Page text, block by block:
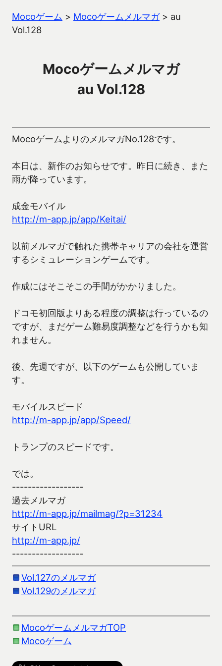
Mocoゲーム > Mocoゲームメルマガ> au
Vol.128
Mocoゲームメルマガ
au Vol.128
MocoゲームよりのメルマガNo.128です。
本日は、新作のお知らせです。昨日に続き、また
雨が降っています。
成金モバイル
http://m-app.jp/app/Keitai/
以前メルマガで触れた携帯キャリアの会社を運営
するシミュレーションゲームです。
作成にはそこそこの手間がかかりました。
ドコモ初回版よりある程度の調整は行っているの
ですが、まだゲーム難易度調整などを行うかも知
れません。
後、先週ですが、以下のゲームも公開していま
す。
モバイルスピード
http://m-app.jp/app/Speed/
トランプのスピードです。
では。
------------------
過去メルマガ
http://m-app.jp/mailmag/?p=31234
サイトURL
http://m-app.jp/
------------------
Vol.127のメルマガ
Vol.129のメルマガ
MocoゲームメルマガTOP
Mocoゲーム